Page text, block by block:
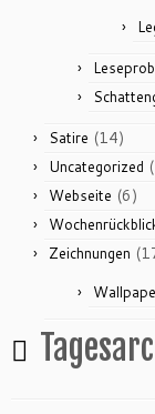
Satire (14)
Uncategorized
Webseite (6)
Zeichnungen